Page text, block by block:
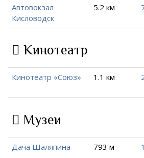
Автовокзал
Кисловодск
5.2 км
Кинотеатр
Кинотеатр «Союз» 1.1 км
Музеи
Дача Шаляпина 793 м